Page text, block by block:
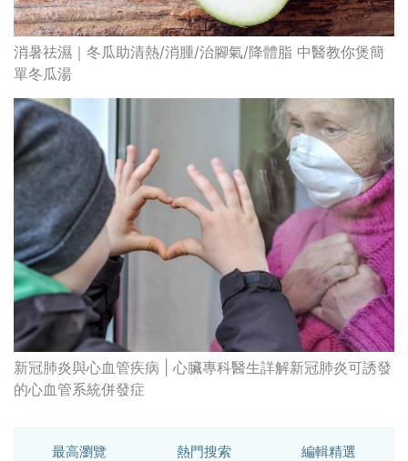
消暑祛濕｜冬瓜助清熱/消腫/治腳氣/降體脂 中醫教你煲簡
單冬瓜湯
新冠肺炎與心血管疾病 | 心臟專科醫生詳解新冠肺炎可誘發
的心血管系統併發症
最高瀏覽 熱門搜索 編輯精選